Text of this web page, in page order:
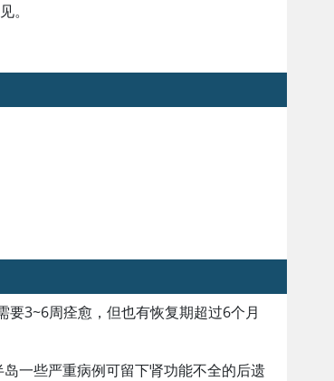
。
3~6周痊愈，但也有恢复期超过6个月
岛一些严重病例可留下肾功能不全的后遗